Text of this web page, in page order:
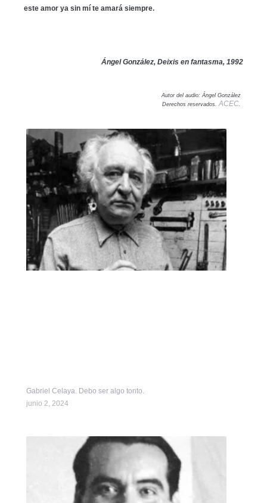
este amor ya sin mí te amará siempre.
Ángel González, Deixis en fantasma, 1992
Autor del audio: Ángel González
Derechos reservados. ACEC
Gabriel Celaya. Debo ser algo tonto.
junio 2, 2024